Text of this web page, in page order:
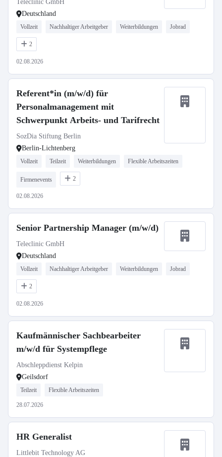
Teleclinic GmbH
Deutschland
Vollzeit Nachhaltiger Arbeitgeber Weiterbildungen Jobrad
2
02.08.2026
Referent*in (m/w/d) für
Personalmanagement mit
Schwerpunkt Arbeits- und Tarifrecht
SozDia Stiftung Berlin
Berlin-Lichtenberg
Vollzeit Teilzeit Weiterbildungen Flexible Arbeitszeiten
Firmenevents 2
02.08.2026
Senior Partnership Manager (m/w/d)
Teleclinic GmbH
Deutschland
Vollzeit Nachhaltiger Arbeitgeber Weiterbildungen Jobrad
2
02.08.2026
Kaufmännischer Sachbearbeiter
m/w/d für Systempflege
Abschleppdienst Kelpin
Geilsdorf
Teilzeit Flexible Arbeitszeiten
28.07.2026
HR Generalist
Littlebit Technology AG